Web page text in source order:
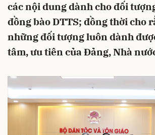
các nội dung dành cho đối
đồng bào DTTS; đồng thời cho
những đối tượng luôn dành
tâm, ưu tiên của Đảng, Nhà